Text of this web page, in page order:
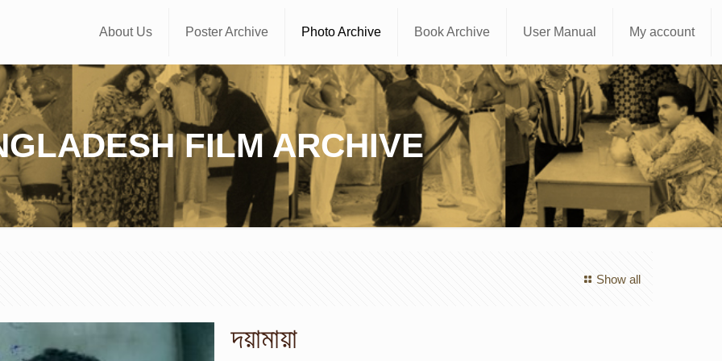
About Us Poster Archive Photo Archive Book Archive User Manual My account
FILM ARCHIVE
Show all
দয়ামায়া